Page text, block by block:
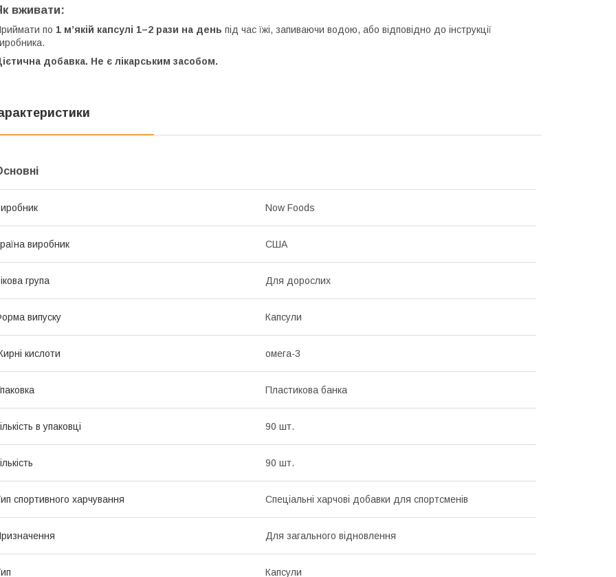
вживати:
по 1 м’якій капсулі 1–2 рази на день під час їжі, запиваючи водою, або відповідно до інструкції
добавка. Не є лікарським засобом.
Now Foods
виробник США
група Для дорослих
випуску Капсули
кислоти омега-3
Пластикова банка
в упаковці 90 шт.
90 шт.
спортивного харчування Спеціальні харчові добавки для спортсменів
Для загального відновлення
Капсули